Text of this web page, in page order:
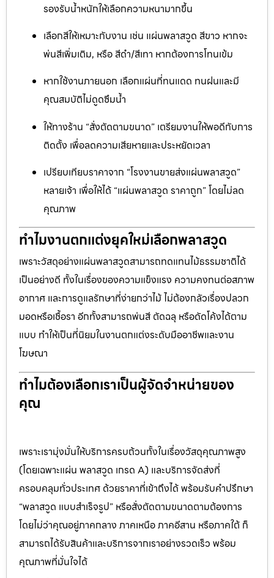
รองรับน้ำหนักให้เลือกความหนามากขึ้น
เลือกสีให้เหมาะกับงาน เช่น แผ่นพลาสวูด สีขาว หากจะ
พ่นสีเพิ่มเติม, หรือ สีดำ/สีเทา หากต้องการโทนเข้ม
หากใช้งานภายนอก เลือกแผ่นที่ทนแดด ทนฝนและมี
คุณสมบัติไม่ดูดซึมน้ำ
ให้ทางร้าน “สั่งตัดตามขนาด” เตรียมงานให้พอดีกับการ
ติดตั้ง เพื่อลดความเสียหายและประหยัดเวลา
เปรียบเทียบราคาจาก “โรงงานขายส่งแผ่นพลาสวูด”
หลายเจ้า เพื่อให้ได้ “แผ่นพลาสวูด ราคาถูก” โดยไม่ลด
คุณภาพ
ทำไมงานตกแต่งยุคใหม่เลือกพลาสวูด
เพราะวัสดุอย่างแผ่นพลาสวูดสามารถทดแทนไม้ธรรมชาติได้
เป็นอย่างดี ทั้งในเรื่องของความแข็งแรง ความคงทนต่อสภาพ
อากาศ และการดูแลรักษาที่ง่ายกว่าไม้ ไม่ต้องกลัวเรื่องปลวก
มอดหรือเชื้อรา อีกทั้งสามารถพ่นสี ตัดฉลุ หรือดัดโค้งได้ตาม
แบบ ทำให้เป็นที่นิยมในงานตกแต่งระดับมืออาชีพและงาน
โฆษณา
ทำไมต้องเลือกเราเป็นผู้จัดจำหน่ายของ
คุณ
เพราะเรามุ่งมั่นให้บริการครบถ้วนทั้งในเรื่องวัสดุคุณภาพสูง
(โดยเฉพาะแผ่น พลาสวูด เกรด A) และบริการจัดส่งที่
ครอบคลุมทั่วประเทศ ด้วยราคาที่เข้าถึงได้ พร้อมรับคำปรึกษา
“พลาสวูด แบบสำเร็จรูป” หรือสั่งตัดตามขนาดตามต้องการ
โดยไม่ว่าคุณอยู่ภาคกลาง ภาคเหนือ ภาคอีสาน หรือภาคใต้ ก็
สามารถได้รับสินค้าและบริการจากเราอย่างรวดเร็ว พร้อม
คุณภาพที่มั่นใจได้